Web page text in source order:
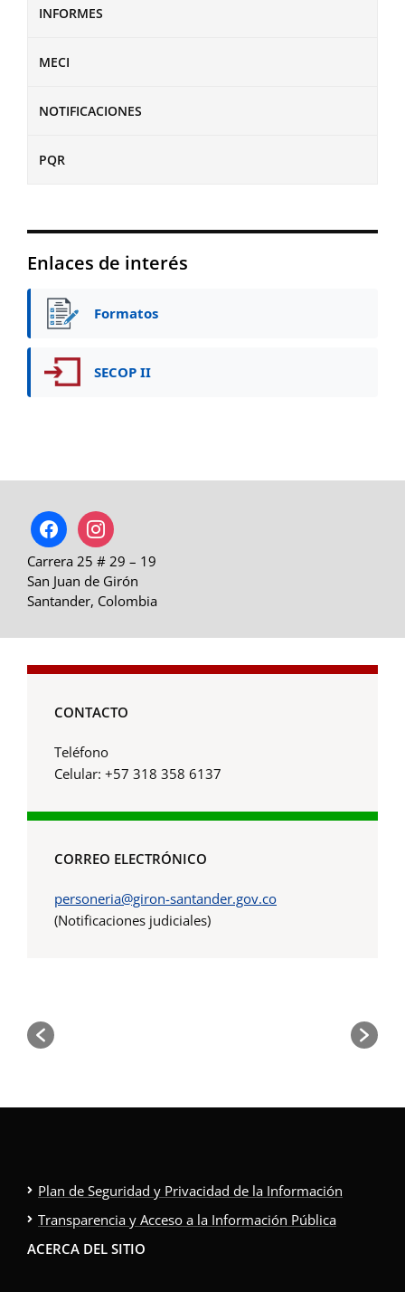
INFORMES
MECI
NOTIFICACIONES
PQR
Enlaces de interés
Formatos
SECOP II
facebookinstagram
Carrera 25 # 29 – 19
San Juan de Girón
Santander, Colombia
CONTACTO
Teléfono
Celular: +57 318 358 6137
CORREO ELECTRÓNICO
personeria@giron-santander.gov.co
(Notificaciones judiciales)
Plan de Seguridad y Privacidad de la Información
Transparencia y Acceso a la Información Pública
ACERCA DEL SITIO